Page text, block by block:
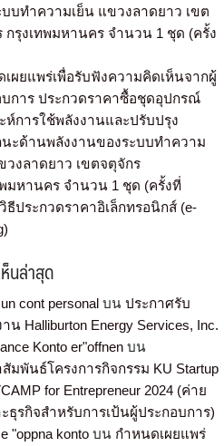
บบทำความเย็น แขวงลาดยาว เขต
กรุงเทพมหานคร จำนวน 1 ชุด (ครั้ง
เผยแพร่เพื่อรับฟังความคิดเห็นจากผู้
บการ ประกวดราคาซื้อชุดอุปกรณ์
ห์การใช้พลังงานและปรับปรุง
นะด้านพลังงานของระบบทำความ
วงลาดยาว เขตจตุจักร
พมหานคร จำนวน 1 ชุด (ครั้งที่
ธีประกวดราคาอิเล็กทรอนิกส์ (e-
นล่าสุด
cont personal บนประกาศรับ
น Halliburton Energy Services, Inc.
Konto er"offnen บน
มพันธ์โครงการกิจกรรม KU Startup
for Entrepreneur 2024 (ค่าย
ธุรกิจสำหรับการเป้นผู้ประกอบการ)
"oppna konto บน กำหนดเผยแพร่